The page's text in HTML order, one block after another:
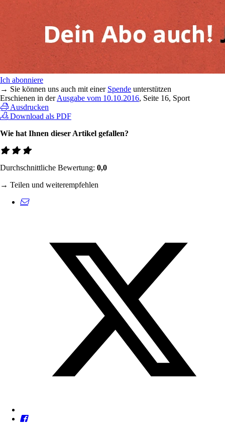
Ich abonniere
→ Sie können uns auch mit einer Spende unterstützen
Erschienen in derAusgabe vom 10.10.2016, Seite 16, Sport
Ausdrucken
Download als PDF
Wie hat Ihnen dieser Artikel gefallen?
Durchschnittliche Bewertung: 0,0
→ Teilen und weiterempfehlen